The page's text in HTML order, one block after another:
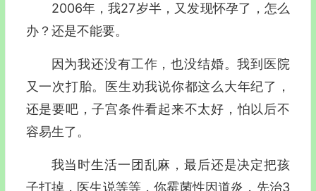
2006年，我27岁半，又发现怀孕了，怎么
办？还是不能要。
因为我还没有工作，也没结婚。我到医院
又一次打胎。医生劝我说你都这么大年纪了，
还是要吧，子宫条件看起来不太好，怕以后不
容易生了。
我当时生活一团乱麻，最后还是决定把孩
子打掉，医生说等等，你霉菌性因道炎，先治3